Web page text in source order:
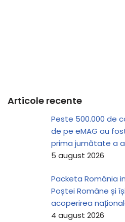
Articole recente
Peste 500.000 de
de pe eMAG au
prima jumătate a
5 august 2026
Packeta România
Poștei Române și
acoperirea
4 august 2026